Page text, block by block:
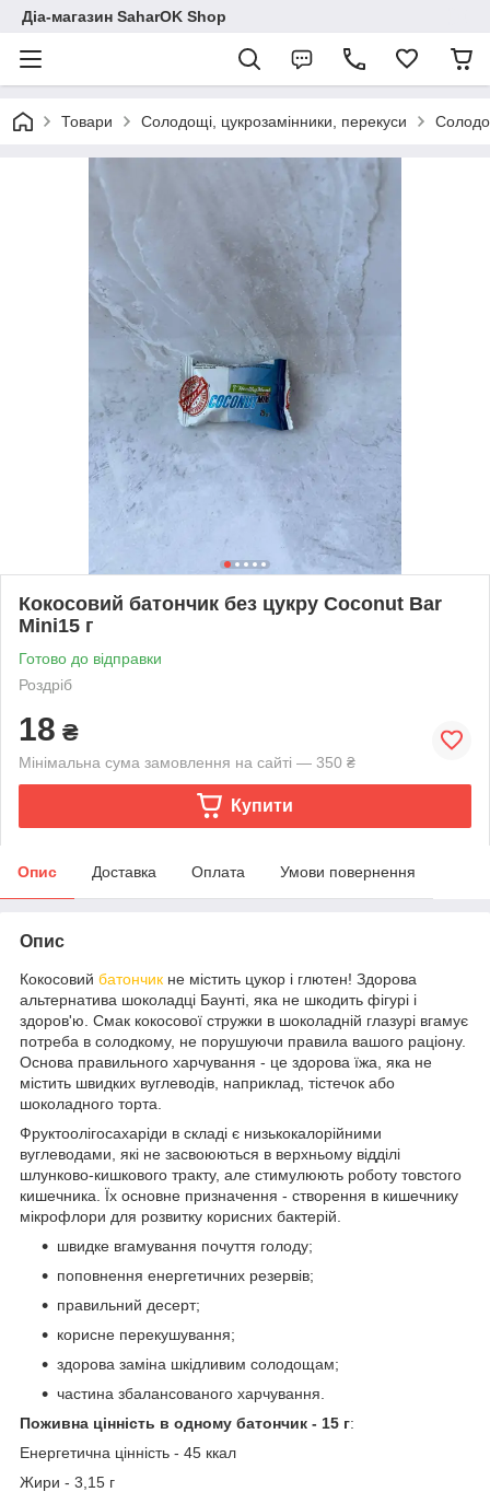
Діа-магазин SaharOK Shop
Товари Солодощі, цукрозамінники, перекуси
Кокосовий батончик без цукру Coconut Bar
Mini15 г
Готово до відправки
Роздріб
18 ₴
Мінімальна сума замовлення на сайті — 350 ₴
Купити
Опис Доставка Оплата Умови повернення
Опис
Кокосовий батончик не містить цукор і глютен! Здорова
альтернатива шоколадці Баунті, яка не шкодить фігурі і
здоров'ю. Смак кокосової стружки в шоколадній глазурі вгамує
потреба в солодкому, не порушуючи правила вашого раціону.
Основа правильного харчування - це здорова їжа, яка не
містить швидких вуглеводів, наприклад, тістечок або
шоколадного торта.
Фруктоолігосахаріди в складі є низькокалорійними
вуглеводами, які не засвоюються в верхньому відділі
шлунково-кишкового тракту, але стимулюють роботу товстого
кишечника. Їх основне призначення - створення в кишечнику
мікрофлори для розвитку корисних бактерій.
швидке вгамування почуття голоду;
поповнення енергетичних резервів;
правильний десерт;
корисне перекушування;
здорова заміна шкідливим солодощам;
частина збалансованого харчування.
Поживна цінність в одному батончик - 15 г:
Енергетична цінність - 45 ккал
Жири - 3,15 г